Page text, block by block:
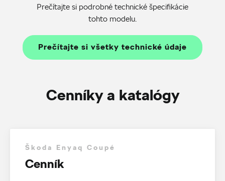
Prečítajte si podrobné technické špecifikácie
tohto modelu.
Prečítajte si všetky technické údaje
Cenníky a katalógy
Škoda Enyaq Coupé
Cenník